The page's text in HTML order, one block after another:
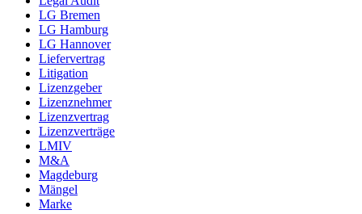
LG Bremen
LG Hamburg
LG Hannover
Liefervertrag
Litigation
Lizenzgeber
Lizenznehmer
Lizenzvertrag
Lizenzverträge
LMIV
M&A
Magdeburg
Mängel
Marke